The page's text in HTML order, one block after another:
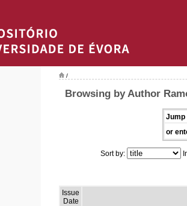
/
Browsing by Author
Jump
or
Sort by:
Issue
Date